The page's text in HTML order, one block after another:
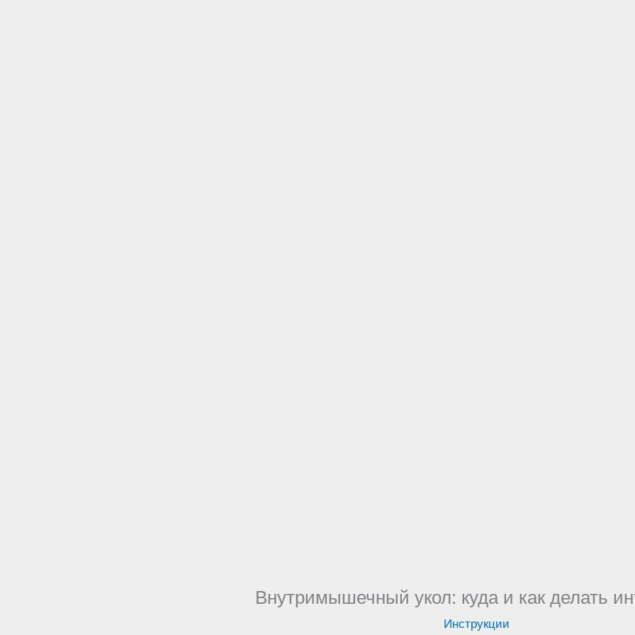
Внутримышечный укол: куда и как делать
Инструкции